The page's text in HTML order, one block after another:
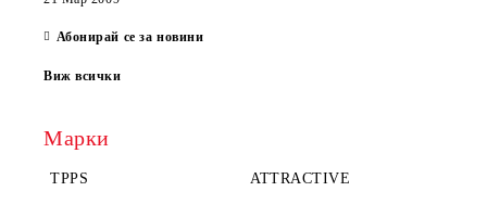
Абонирай се за новини
Виж всички
Марки
TPPS ATTRACTIVE